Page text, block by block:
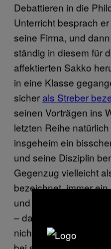
Debattieren in die
Unterricht besprach
seine Firma, und
ständig in diesem für
affektierten Sakko
in eine Klasse
sicher als Streber
seinen Vorträgen ins
letzten Reihe
insgeheim ein
und seine Disziplin
Gegenzug vielleicht
bezeichnet, immer
und ohne Sinn für das
– dafür habe ich mich
nicht besonders